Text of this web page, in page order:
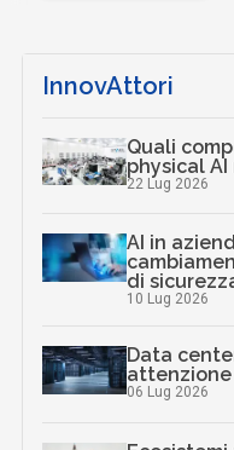
InnovAttori
Quali
physical
22 Lug 2026
AI in
di
10 Lug 2026
Data
06 Lug 2026